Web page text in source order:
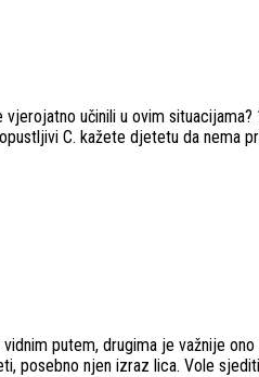
učinili u ovim
C. kažete djetetu da nema
putem, drugima je važnije
njen izraz lica. Vole